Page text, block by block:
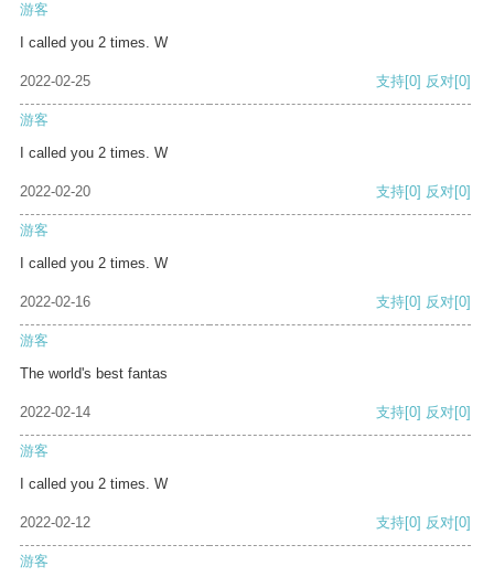
游客
I called you 2 times. W
2022-02-25 支持[0] 反对[0]
游客
I called you 2 times. W
2022-02-20 支持[0] 反对[0]
游客
I called you 2 times. W
2022-02-16 支持[0] 反对[0]
游客
The world's best fantas
2022-02-14 支持[0] 反对[0]
游客
I called you 2 times. W
2022-02-12 支持[0] 反对[0]
游客